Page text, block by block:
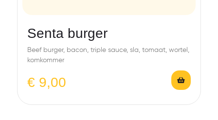
Senta burger
Beef burger, bacon, triple sauce, sla, tomaat, wortel,
komkommer
€ 9,00